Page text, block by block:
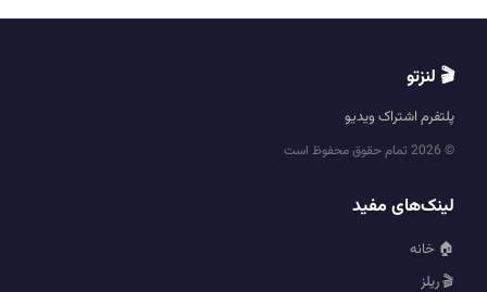
🎬 لنزتو
پلتفرم اشتراک ویدیو
© 2026 تمام حقوق محفوظ است
لینک‌های مفید
🏠 خانه
🎬 ریلز